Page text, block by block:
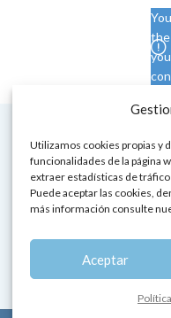
Utilizamos cookies propias y
funcionalidades de la página
extraer estadísticas de
Puede aceptar las cookies,
más información consulte
Aceptar
the
VISÍTA
Tienda física
Talleres de
Tratamientos de
Ayurveda
Aromaterapia y